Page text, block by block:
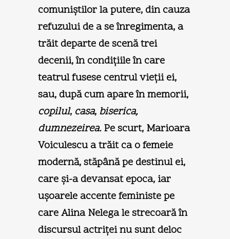
comuniştilor la putere, din cauza
refuzului de a se înregimenta, a
trăit departe de scenă trei
decenii, în condiţiile în care
teatrul fusese centrul vieţii ei,
sau, după cum apare în memorii,
copilul, casa, biserica,
dumnezeirea.Pe scurt, Marioara
Voiculescu a trăit ca o femeie
modernă, stăpână pe destinul ei,
care şi-a devansat epoca, iar
uşoarele accente feministe pe
care Alina Nelega le strecoară în
discursul actriţei nu sunt deloc